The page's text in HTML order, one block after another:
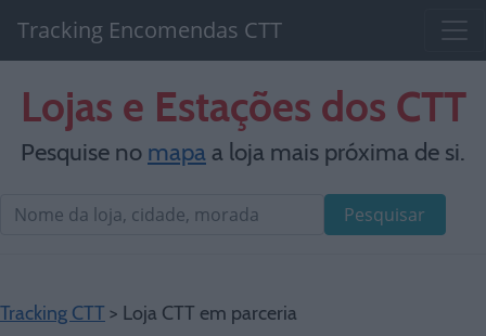
Tracking Encomendas CTT
Lojas e Estações dos CTT
Pesquise no mapaa loja mais próxima de si.
Pesquisar
Tracking CTT > Loja CTT em parceria